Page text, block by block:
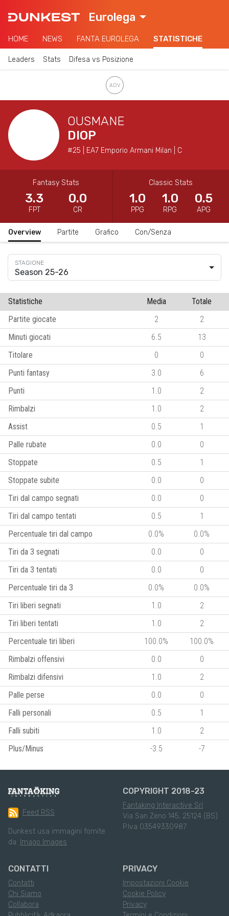
Eurolega
HOME NEWS FANTA EUROLEGA STATISTICHE
Leaders Stats Difesa vs Posizione
OUSMANE
DIOP
#25 | EA7 Emporio Armani Milan | C
Fantasy Stats
3.3
FPT
0.0
CR
Classic Stats
1.0
PPG
1.0
RPG
0.5
APG
Overview Partite Grafico Con/Senza
Season 25-26
Statistiche Media
Totale
Partite giocate
2
2
Minuti giocati
6.5
13
Titolare
0
0
Punti fantasy
3.0
6
Punti
1.0
2
Rimbalzi
1.0
2
Assist
0.5
1
Palle rubate
0.0
0
Stoppate
0.5
1
Stoppate subite
0.0
0
Tiri dal campo segnati
0.0
0
Tiri dal campo tentati
0.5
1
Percentuale tiri dal campo
0.0%
0.0%
Tiri da 3 segnati
0.0
0
Tiri da 3 tentati
0.0
0
Percentuale tiri da 3
0.0%
0.0%
Tiri liberi segnati
1.0
2
Tiri liberi tentati
1.0
2
Percentuale tiri liberi
100.0%
100.0%
Rimbalzi offensivi
0.0
0
Rimbalzi difensivi
1.0
2
Palle perse
0.0
0
Falli personali
0.5
1
Falli subiti
1.0
2
Plus/Minus
-3.5 -7
Feed RSS
Dunkest usa immagini fornite
da: Imago Images
COPYRIGHT 2018-23
Fantaking Interactive Srl
Via San Zeno 145, 25124 (BS)
P.Iva 03549330987
CONTATTI
Contatti
Chi Siamo
Collabora
PRIVACY
Impostazioni Cookie
Cookie Policy
Privacy